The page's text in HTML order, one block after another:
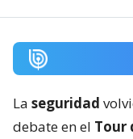
La seguridad
debate en el Tour